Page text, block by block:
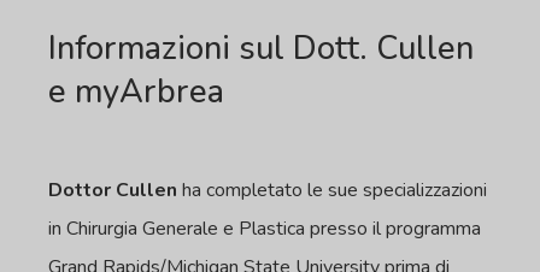
Informazioni sul Dott. Cullen
e myArbrea
Dottor Cullen ha completato le sue specializzazioni
in Chirurgia Generale e Plastica presso il programma